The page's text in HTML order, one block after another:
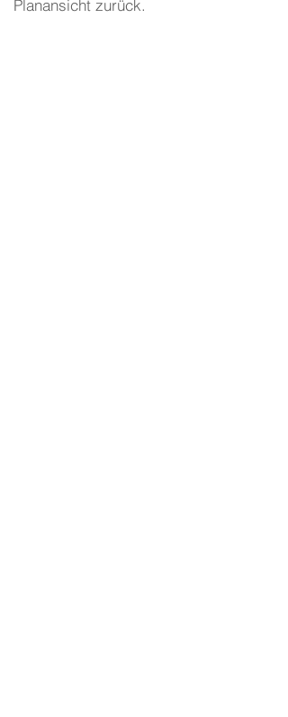
Planansicht zurück.